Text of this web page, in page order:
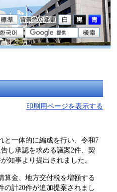
印刷用ページを表示する
と一体的に編成を行い、令和7
し承認を求める議案2件、契
知事より提出されました。
算金、地方交付税を増額する
の計20件が追加提案されまし